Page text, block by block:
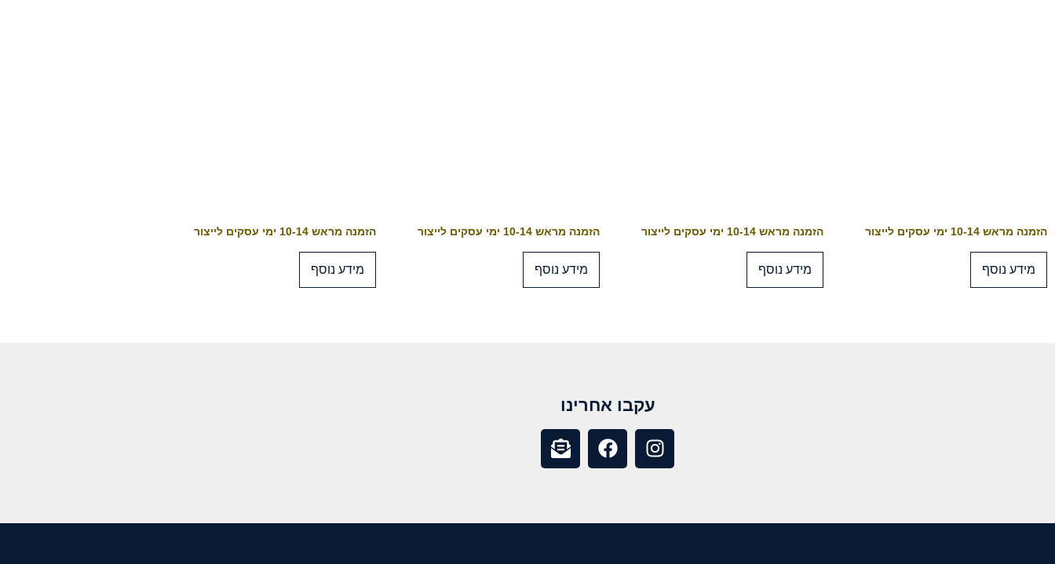
הזמנה מראש 10-14 ימי עסקים לייצור
מידע נוסף
הזמנה מראש 10-14 ימי עסקים לייצור
מידע נוסף
הזמנה מראש 10-14 ימי עסקים לייצור
מידע נוסף
הזמנה מראש 10-14 ימי עסקים לייצור
מידע נוסף
עקבו אחרינו